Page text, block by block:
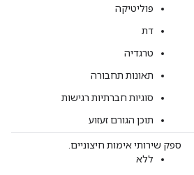
פוליטיקה
דת
טרגדיה
תאונות תחבורה
סוגיות חברתיות רגישות
תוכן הגורם זעזוע
ספק שירותי אימות חיצוניים.
ללא